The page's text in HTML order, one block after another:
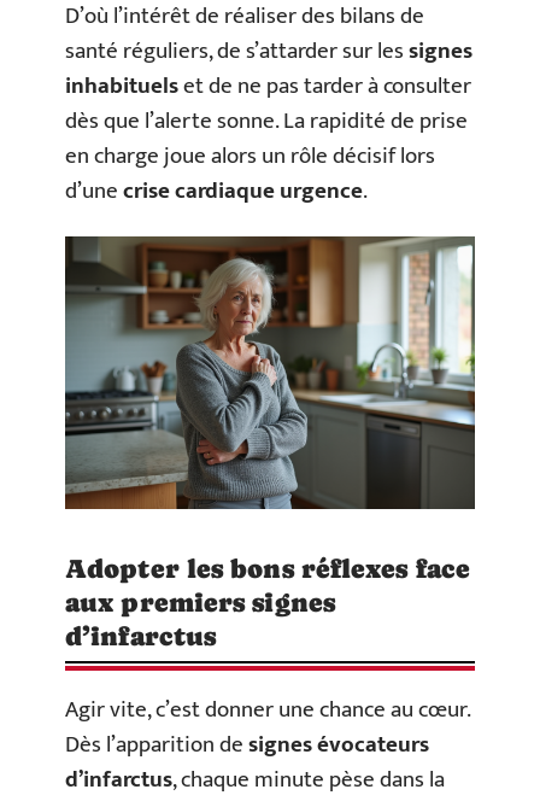
D’où l’intérêt de réaliser des bilans de
santé réguliers, de s’attarder sur lessignes
inhabituelset de ne pas tarder à consulter
dès que l’alerte sonne. La rapidité de prise
en charge joue alors un rôle décisif lors
d’unecrise cardiaque urgence.
Adopter les bons réflexes face
aux premiers signes
d’infarctus
Agir vite, c’est donner une chance au cœur.
Dès l’apparition designes évocateurs
d’infarctus, chaque minute pèse dans la